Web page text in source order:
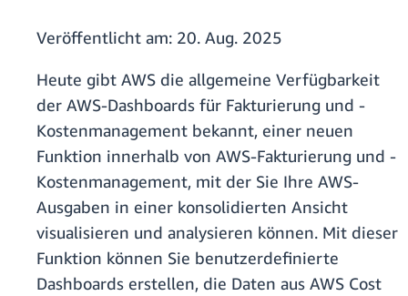
Veröffentlicht am: 20. Aug. 2025
Heute gibt AWS die allgemeine Verfügbarkeit
der AWS-Dashboards für Fakturierung und -
Kostenmanagement bekannt, einer neuen
Funktion innerhalb von AWS-Fakturierung und -
Kostenmanagement, mit der Sie Ihre AWS-
Ausgaben in einer konsolidierten Ansicht
visualisieren und analysieren können. Mit dieser
Funktion können Sie benutzerdefinierte
Dashboards erstellen, die Daten aus AWS Cost